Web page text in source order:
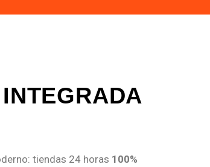
tiendas 24 horas 100%